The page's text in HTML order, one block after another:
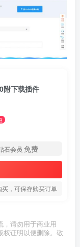
下载插件
石会员 免费
，可保存购买订单
，请勿用于商业用
权证明以便删除。敬